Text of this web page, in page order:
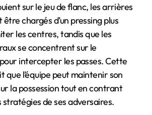
sur le jeu de flanc, les arrières
chargés d’un pressing plus
les centres, tandis que les
se concentrent sur le
intercepter les passes. Cette
l’équipe peut maintenir son
la possession tout en contrant
de ses adversaires.